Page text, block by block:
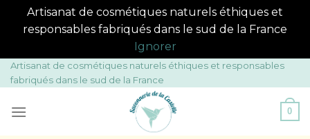
Artisanat de cosmétiques naturels éthiques et
responsables fabriqués dans le sud de la France
Ignorer
Passer
au
Artisanat de cosmétiques naturels éthiques et responsables
fabriqués dans le sud de la France
0